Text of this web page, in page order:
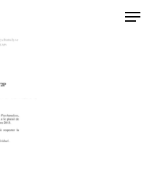
to close